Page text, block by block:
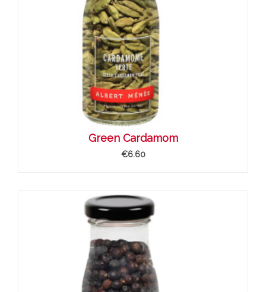
Green Cardamom
€6.60